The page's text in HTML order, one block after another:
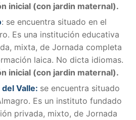
inicial (con jardin maternal).
: se encuentra situado en el
Es una institución educativa
mixta, de Jornada completa
laica. No dicta idiomas.
inicial (con jardin maternal).
Valle: se encuentra situado
Es un instituto fundado
privada, mixto, de Jornada